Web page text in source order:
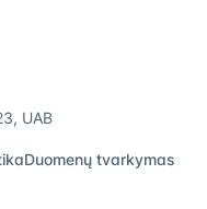
UAB
Duomenų tvarkymas